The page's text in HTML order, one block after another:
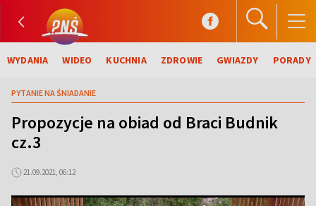
WYDANIA WIDEO KUCHNIA ZDROWIE GWIAZDY PORADY
PYTANIE NA ŚNIADANIE
Propozycje na obiad od Braci Budnik
cz.3
21.09.2021, 06:12